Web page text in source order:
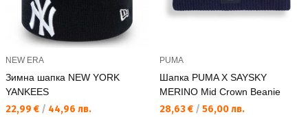
NEW ERA
Зимна шапка NEW YORK
YANKEES
Текуща цена:
22,99 € / 44,96 лв.
PUMA
Шапка PUMA X SAYSKY
MERINO Mid Crown Beanie
Текуща цена:
28,63 € / 56,00 лв.